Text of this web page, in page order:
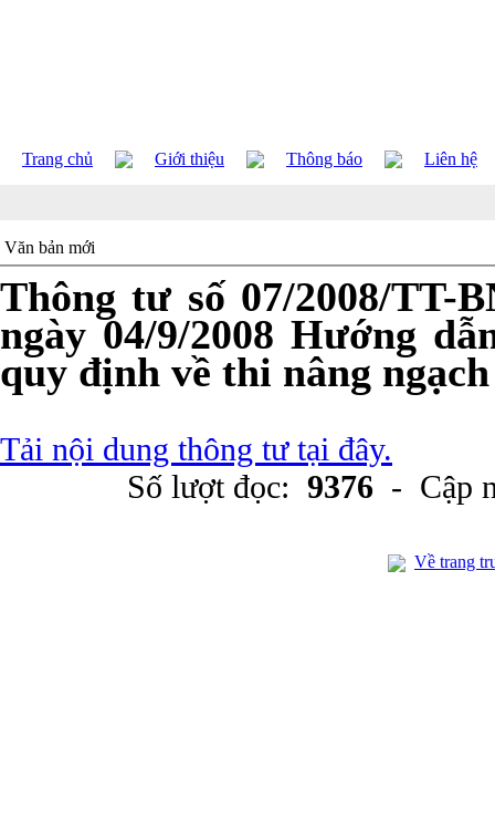
Trang chủ Giới thiệu Thông báo Liên hệ
Văn bản mới
Thông tư số 07/2008/TT-
ngày 04/9/2008 Hướng
quy định về thi nâng
Tải nội dung thông tư tại đây.
Số lượt đọc: 9376 - Cập
Về trang